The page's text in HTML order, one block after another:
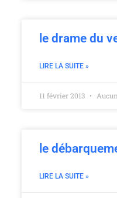
le drame du
LIRE LA SUITE »
11 février 2013
le
LIRE LA SUITE »